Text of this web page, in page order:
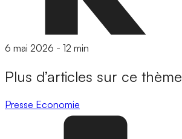
6 mai 2026 - 12 min
Plus d’articles sur ce thème
Presse Economie